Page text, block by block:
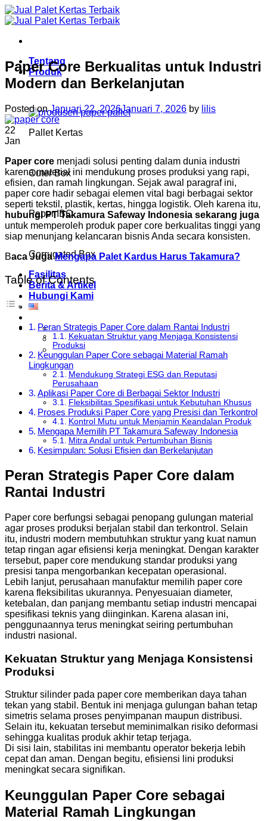
Skip
to
Tentang
Produk
Pallet Kertas
Outer Box
Paper IBC
Corrugated Box
Fasilitas
Berita & Artikel
Hubungi Kami
Paper Core Berkualitas untuk Industri
Modern dan Berkelanjutan
Posted onJanuari 22, 2026Januari 7, 2026 by lilis
22
Jan
Paper core menjadi solusi penting dalam dunia industri
karena material ini mendukung proses produksi yang rapi,
efisien, dan ramah lingkungan. Sejak awal paragraf ini,
paper core hadir sebagai elemen vital bagi berbagai sektor
seperti tekstil, plastik, kertas, hingga logistik. Oleh karena itu,
hubungi PT Takamura Safeway Indonesia sekarang juga
untuk memperoleh produk paper core berkualitas tinggi yang
siap menunjang kelancaran bisnis Anda secara konsisten.
Baca JugaMengapa Palet Kardus Harus Takamura?
Table of Contents
Peran Strategis Paper Core dalam Rantai Industri
Kekuatan Struktur yang Menjaga Konsistensi
Produksi
Keunggulan Paper Core sebagai Material Ramah
Lingkungan
Mendukung Strategi ESG dan Reputasi
Perusahaan
Aplikasi Paper Core di Berbagai Sektor Industri
Fleksibilitas Spesifikasi untuk Kebutuhan Khusus
Proses Produksi Paper Core yang Presisi dan Terkontrol
Kontrol Mutu untuk Menjamin Keandalan Produk
Mengapa Memilih PT Takamura Safeway Indonesia
Mitra Andal untuk Pertumbuhan Bisnis
Kesimpulan: Solusi Efisien dan Berkelanjutan
Peran Strategis Paper Core dalam
Rantai Industri
Paper core berfungsi sebagai penopang gulungan material
agar proses produksi berjalan stabil dan terkontrol. Selain
itu, industri modern membutuhkan struktur yang kuat namun
tetap ringan agar efisiensi kerja meningkat. Dengan karakter
tersebut, paper core mendukung standar produksi yang
presisi tanpa mengorbankan kecepatan operasional.
Lebih lanjut, perusahaan manufaktur memilih paper core
karena fleksibilitas ukurannya. Penyesuaian diameter,
ketebalan, dan panjang membantu setiap industri mencapai
spesifikasi teknis yang diinginkan. Karena alasan ini,
penggunaannya terus meningkat seiring pertumbuhan
industri nasional.
Kekuatan Struktur yang Menjaga Konsistensi
Produksi
Struktur silinder pada paper core memberikan daya tahan
tekan yang stabil. Bentuk ini menjaga gulungan bahan tetap
simetris selama proses penyimpanan maupun distribusi.
Selain itu, kekuatan tersebut meminimalkan risiko deformasi
sehingga kualitas produk akhir tetap terjaga.
Di sisi lain, stabilitas ini membantu operator bekerja lebih
cepat dan aman. Dengan begitu, efisiensi lini produksi
meningkat secara signifikan.
Keunggulan Paper Core sebagai
Material Ramah Lingkungan